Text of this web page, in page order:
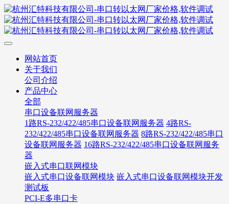
网站首页
关于我们
公司介绍
产品中心
全部
串口设备联网服务器
1路RS-232/422/485串口设备联网服务器 4路RS-
232/422/485串口设备联网服务器 8路RS-232/422/485串口
设备联网服务器 16路RS-232/422/485串口设备联网服务
器
嵌入式串口联网模块
嵌入式串口设备联网模块 嵌入式串口设备联网模块开发
测试板
PCI-E多串口卡